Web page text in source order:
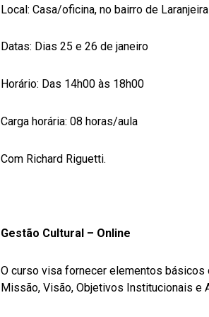
Local: Casa/oficina, no bairro de
Datas: Dias 25 e 26 de janeiro
Horário: Das 14h00 às 18h00
Carga horária: 08 horas/aula
Com Richard Riguetti.
Gestão Cultural – Online
O curso visa fornecer elementos básicos
Missão, Visão, Objetivos Institucionais e